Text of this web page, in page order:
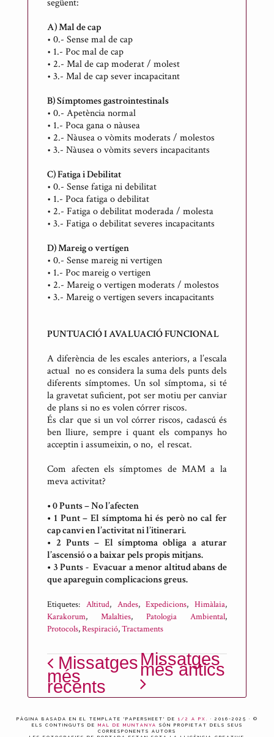
següent:
A) Mal de cap
• 0.- Sense mal de cap
• 1.- Poc mal de cap
• 2.- Mal de cap moderat / molest
• 3.- Mal de cap sever incapacitant
B) Símptomes gastrointestinals
• 0.- Apetència normal
• 1.- Poca gana o nàusea
• 2.- Nàusea o vòmits moderats / molestos
• 3.- Nàusea o vòmits severs incapacitants
C) Fatiga i Debilitat
• 0.- Sense fatiga ni debilitat
• 1.- Poca fatiga o debilitat
• 2.- Fatiga o debilitat moderada / molesta
• 3.- Fatiga o debilitat severes incapacitants
D) Mareig o vertígen
• 0.- Sense mareig ni vertigen
• 1.- Poc mareig o vertigen
• 2.- Mareig o vertigen moderats / molestos
• 3.- Mareig o vertigen severs incapacitants
PUNTUACIÓ I AVALUACIÓ FUNCIONAL
A diferència de les escales anteriors, a l’escala
actual no es considera la suma dels punts dels
diferents símptomes. Un sol símptoma, si té
la gravetat suficient, pot ser motiu per canviar
de plans si no es volen córrer riscos.
És clar que si un vol córrer riscos, cadascú és
ben lliure, sempre i quant els companys ho
acceptin i assumeixin, o no, el rescat.
Com afecten els símptomes de MAM a la
meva activitat?
•0 Punts – No l’afecten
• 1 Punt – El símptoma hi és però no cal fer
cap canvi en l’activitat ni l’itinerari.
• 2 Punts – El símptoma obliga a aturar
l’ascensió o a baixar pels propis mitjans.
• 3 Punts - Evacuar a menor altitud abans de
que apareguin complicacions greus.
Etiquetes: Altitud, Andes,Expedicions, Himàlaia,
Karakorum,Malalties, Patologia Ambiental,
Protocols,Respiració,Tractaments
Missatges
més antics
Missatges
més
recents
PÀGINA BASADA EN EL TEMPLATE 'PAPERSHEET' DE 1/2 A PX.
· 2016-2025 · ©
ELS CONTINGUTS DE MAL DE MUNTANYA
SÓN PROPIETAT DELS SEUS
CORRESPONENTS AUTORS